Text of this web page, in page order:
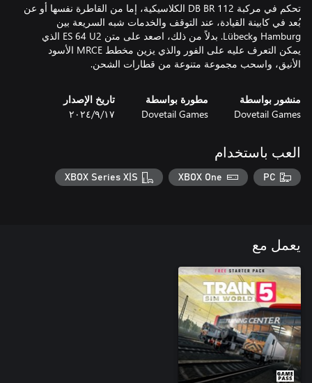
تحكم في مركبة DB BR 112 الكلاسيكية، إما من القاطرة نفسها أو عن
بُعد في كابينة القيادة، عند التوقف والخدمات شبه السريعة بين
Hamburg وLübeck. بدلاً من ذلك، اصعد على متن ES 64 U2 الذي
يمكن التعرف عليه على الفور والذي يزين مخطط MRCE الأسود
الأنيق، واسحب مجموعة متنوعة من قطارات الشحن.
منشور بواسطة
Dovetail Games
مطورة بواسطة
Dovetail Games
تاريخ الإصدار
١٧‏/٩‏/٢٠٢٤
العب باستخدام
PC
XBOX One
XBOX Series X|S
يعمل مع